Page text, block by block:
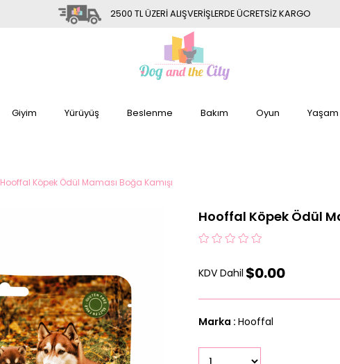
2500 TL ÜZERİ ALIŞVERİŞLERDE ÜCRETSİZ KARGO
Giyim Yürüyüş Beslenme Bakım Oyun Yaşam
Hooffal Köpek Ödül Maması Boğa Kamışı
Hooffal Köpek Ödül
KDV Dahil $0.00
Marka : Hooffal